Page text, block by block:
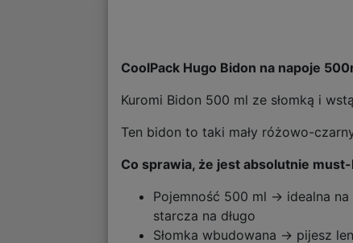
CoolPack Hugo Bidon na napoje
Kuromi Bidon 500 ml ze słomką i
Ten bidon to taki mały różowo-
Co sprawia, że jest absolutnie
Pojemność 500 ml → idealna na
starcza na długo
Słomka wbudowana → pijesz